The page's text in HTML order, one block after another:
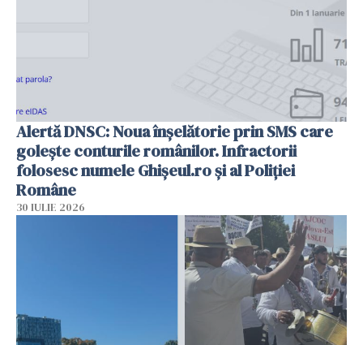
Alertă DNSC: Noua înșelătorie prin SMS care
golește conturile românilor. Infractorii
folosesc numele Ghișeul.ro și al Poliției
Române
30 IULIE 2026